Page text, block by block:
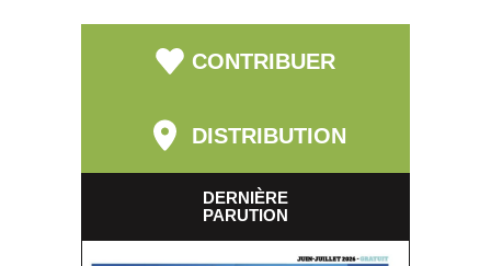
CONTRIBUER
DISTRIBUTION
DERNIÈRE
PARUTION